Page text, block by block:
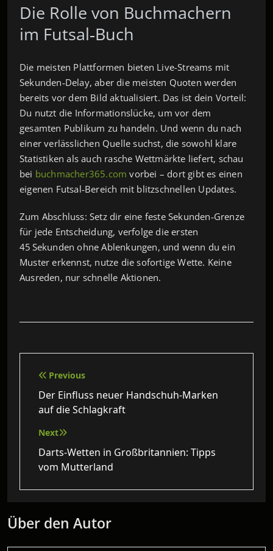
Die Rolle von Buchmachern
im Futsal‑Buch
Die meisten Plattformen bieten Live-Streams mit
Sekunden‑Delay, aber die meisten Quoten werden
bereits vor dem Bild aktualisiert. Das ist dein Vorteil:
Du nutzt die Informationslücke, um vor dem
gesamten Publikum zu handeln. Und wenn du nach
einer verlässlichen Quelle suchst, die sowohl klare
Statistiken als auch rasche Wettmärkte liefert, schau
bei buchmacher365.com vorbei – dort gibt es einen
eigenen Futsal‑Bereich mit blitzschnellen Updates.
Zum Abschluss: Setz dir eine feste Sekunden‑Grenze
für jede Entscheidung, verfolge die ersten
45 Sekunden ohne Ablenkungen, und wenn du ein
Muster erkennst, nutze die sofortige Wette. Keine
Ausreden, nur schnelle Aktionen.
Beitragsnavigation
Previous
Der Einfluss neuer Handschuh‑Marken
auf die Schlagkraft
Next
Darts-Wetten in Großbritannien: Tipps
vom Mutterland
Über den Autor